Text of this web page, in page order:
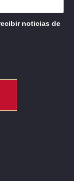
noticias de